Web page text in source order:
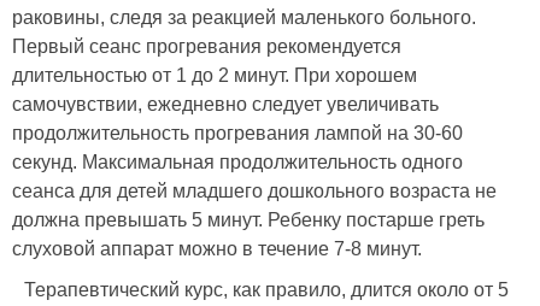
раковины, следя за реакцией маленького больного.
Первый сеанс прогревания рекомендуется
длительностью от 1 до 2 минут. При хорошем
самочувствии, ежедневно следует увеличивать
продолжительность прогревания лампой на 30-60
секунд. Максимальная продолжительность одного
сеанса для детей младшего дошкольного возраста не
должна превышать 5 минут. Ребенку постарше греть
слуховой аппарат можно в течение 7-8 минут.
Терапевтический курс, как правило, длится около от 5